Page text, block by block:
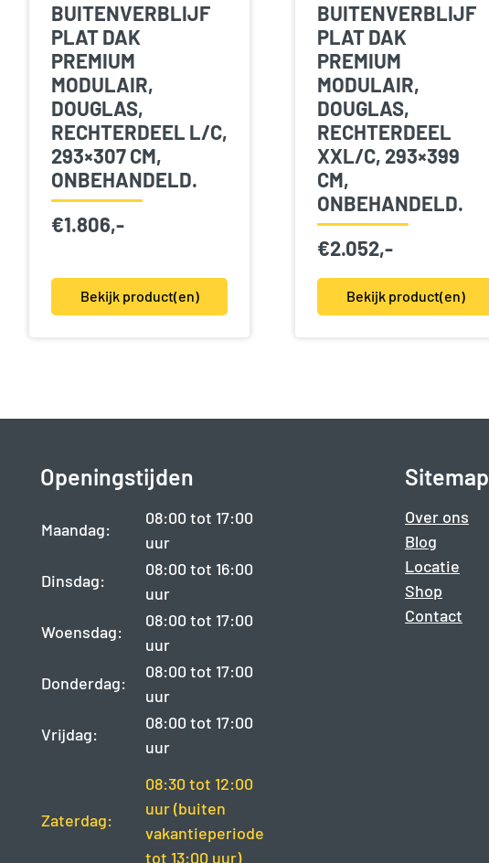
BUITENVERBLIJF
PLAT DAK
PREMIUM
MODULAIR,
DOUGLAS,
RECHTERDEEL L/C,
293×307 CM,
ONBEHANDELD.
€1.806,-
Bekijk product(en)
BUITENVERBLIJF
PLAT DAK
PREMIUM
MODULAIR,
DOUGLAS,
RECHTERDEEL
XXL/C, 293×399
CM,
ONBEHANDELD.
€2.052,-
Bekijk product(en)
Openingstijden
Maandag:
08:00 tot 17:00
uur
Dinsdag:
08:00 tot 16:00
uur
Woensdag:
08:00 tot 17:00
uur
Donderdag:
08:00 tot 17:00
uur
Vrijdag:
08:00 tot 17:00
uur
Zaterdag:
08:30 tot 12:00
uur (buiten
vakantieperiode
tot 13:00 uur)
Sitemap
Over ons
Blog
Locatie
Shop
Contact